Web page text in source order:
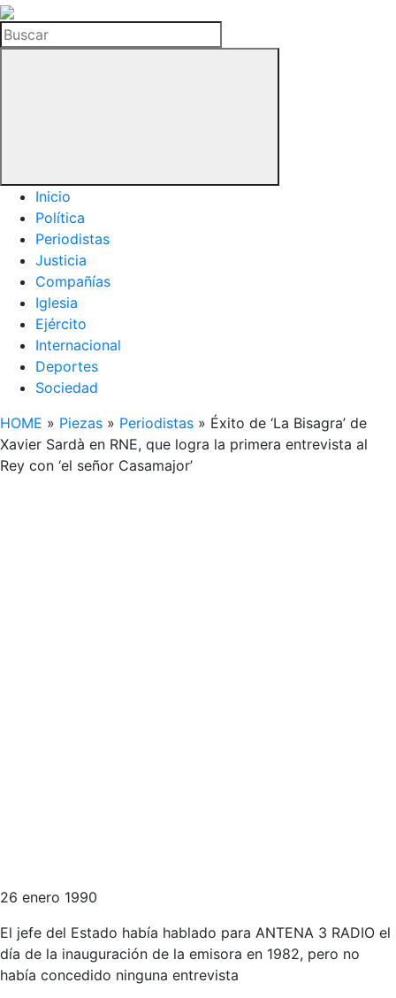
La
Hemeroteca
del
Buscar
Inicio
Política
Periodistas
Justicia
Compañías
Iglesia
Ejército
Internacional
Deportes
Sociedad
HOME » Piezas » Periodistas » Éxito de ‘La Bisagra’ de
Xavier Sardà en RNE, que logra la primera entrevista al
Rey con ‘el señor Casamajor’
26 enero 1990
El jefe del Estado había hablado para ANTENA 3 RADIO el
día de la inauguración de la emisora en 1982, pero no
había concedido ninguna entrevista